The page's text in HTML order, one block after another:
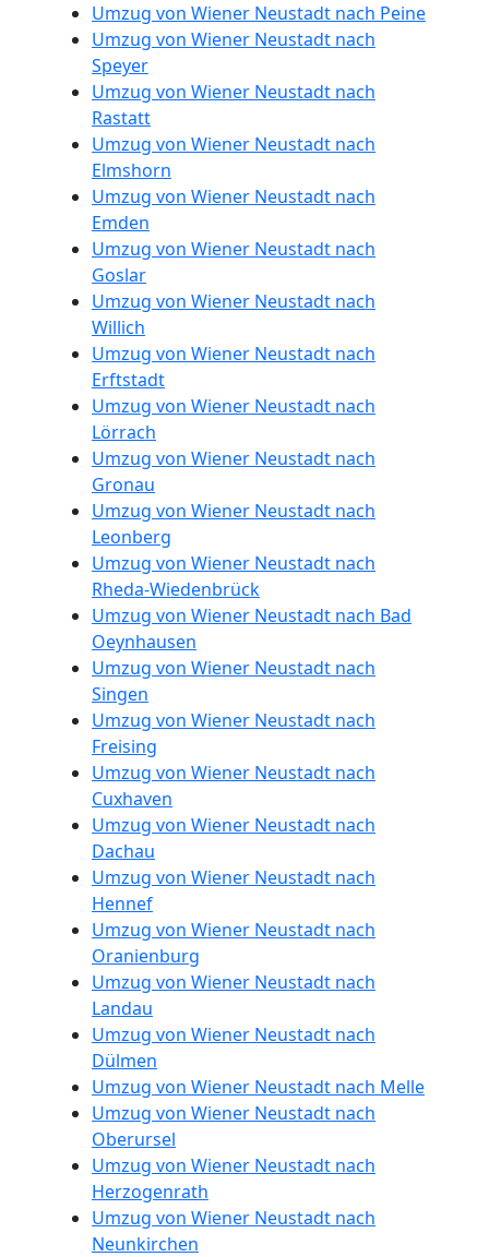
Umzug von Wiener Neustadt nach Peine
Umzug von Wiener Neustadt nach
Speyer
Umzug von Wiener Neustadt nach
Rastatt
Umzug von Wiener Neustadt nach
Elmshorn
Umzug von Wiener Neustadt nach
Emden
Umzug von Wiener Neustadt nach
Goslar
Umzug von Wiener Neustadt nach
Willich
Umzug von Wiener Neustadt nach
Erftstadt
Umzug von Wiener Neustadt nach
Lörrach
Umzug von Wiener Neustadt nach
Gronau
Umzug von Wiener Neustadt nach
Leonberg
Umzug von Wiener Neustadt nach
Rheda-Wiedenbrück
Umzug von Wiener Neustadt nach Bad
Oeynhausen
Umzug von Wiener Neustadt nach
Singen
Umzug von Wiener Neustadt nach
Freising
Umzug von Wiener Neustadt nach
Cuxhaven
Umzug von Wiener Neustadt nach
Dachau
Umzug von Wiener Neustadt nach
Hennef
Umzug von Wiener Neustadt nach
Oranienburg
Umzug von Wiener Neustadt nach
Landau
Umzug von Wiener Neustadt nach
Dülmen
Umzug von Wiener Neustadt nach Melle
Umzug von Wiener Neustadt nach
Oberursel
Umzug von Wiener Neustadt nach
Herzogenrath
Umzug von Wiener Neustadt nach
Neunkirchen
Küchenumzug
Wiener
Neustadt
Umzug
und
Lagerung
Wiener
Neustadt
Service-
Umzug
Wiener
Neustadt
Qualitäts-
Umzüge
Wiener
Neustadt
Vereinsumzug
Wiener
Neustadt